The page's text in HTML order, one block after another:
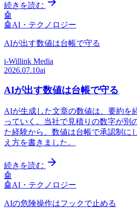
続きを読む
🤖
🤖 AI・テクノロジー
AIが出す数値は台帳で守る
i-Willink Media
2026.07.10ai
AIが出す数値は台帳で守る
AIが生成した文章の数値は、要約を
っていく。当社で見積りの数字が別
た経験から、数値は台帳で承認制に
え方を書きました。
続きを読む
🤖
🤖 AI・テクノロジー
AIの危険操作はフックで止める